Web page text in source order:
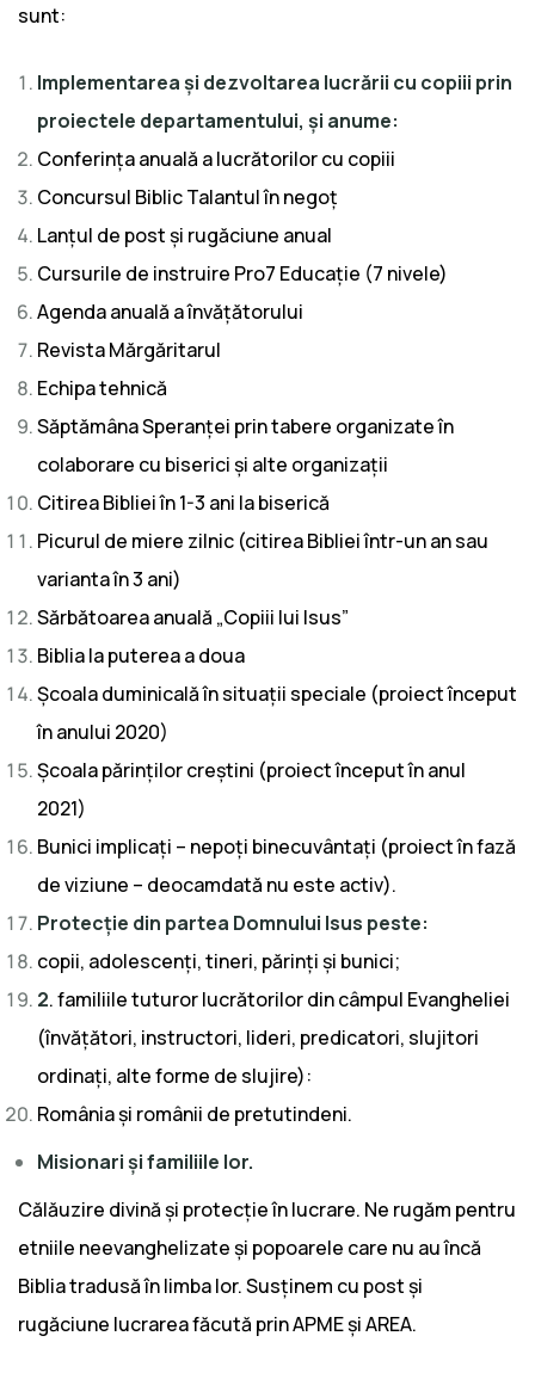
sunt:
Implementarea și dezvoltarea lucrării cu copiii prin
proiectele departamentului, și anume:
Conferința anuală a lucrătorilor cu copiii
Concursul Biblic Talantul în negoț
Lanțul de post și rugăciune anual
Cursurile de instruire Pro7 Educație (7 nivele)
Agenda anuală a învățătorului
Revista Mărgăritarul
Echipa tehnică
Săptămâna Speranței prin tabere organizate în
colaborare cu biserici și alte organizații
Citirea Bibliei în 1-3 ani la biserică
Picurul de miere zilnic (citirea Bibliei într-un an sau
varianta în 3 ani)
Sărbătoarea anuală „Copiii lui Isus”
Biblia la puterea a doua
Școala duminicală în situații speciale (proiect început
în anului 2020)
Școala părinților creștini (proiect început în anul
2021)
Bunici implicați – nepoți binecuvântați (proiect în fază
de viziune – deocamdată nu este activ).
Protecție din partea Domnului Isus peste:
copii, adolescenți, tineri, părinți și bunici;
2. familiile tuturor lucrătorilor din câmpul Evangheliei
(învățători, instructori, lideri, predicatori, slujitori
ordinați, alte forme de slujire):
România și românii de pretutindeni.
Misionari și familiile lor.
Călăuzire divină și protecție în lucrare. Ne rugăm pentru
etniile neevanghelizate și popoarele care nu au încă
Biblia tradusă în limba lor. Susținem cu post și
rugăciune lucrarea făcută prin APME și AREA.